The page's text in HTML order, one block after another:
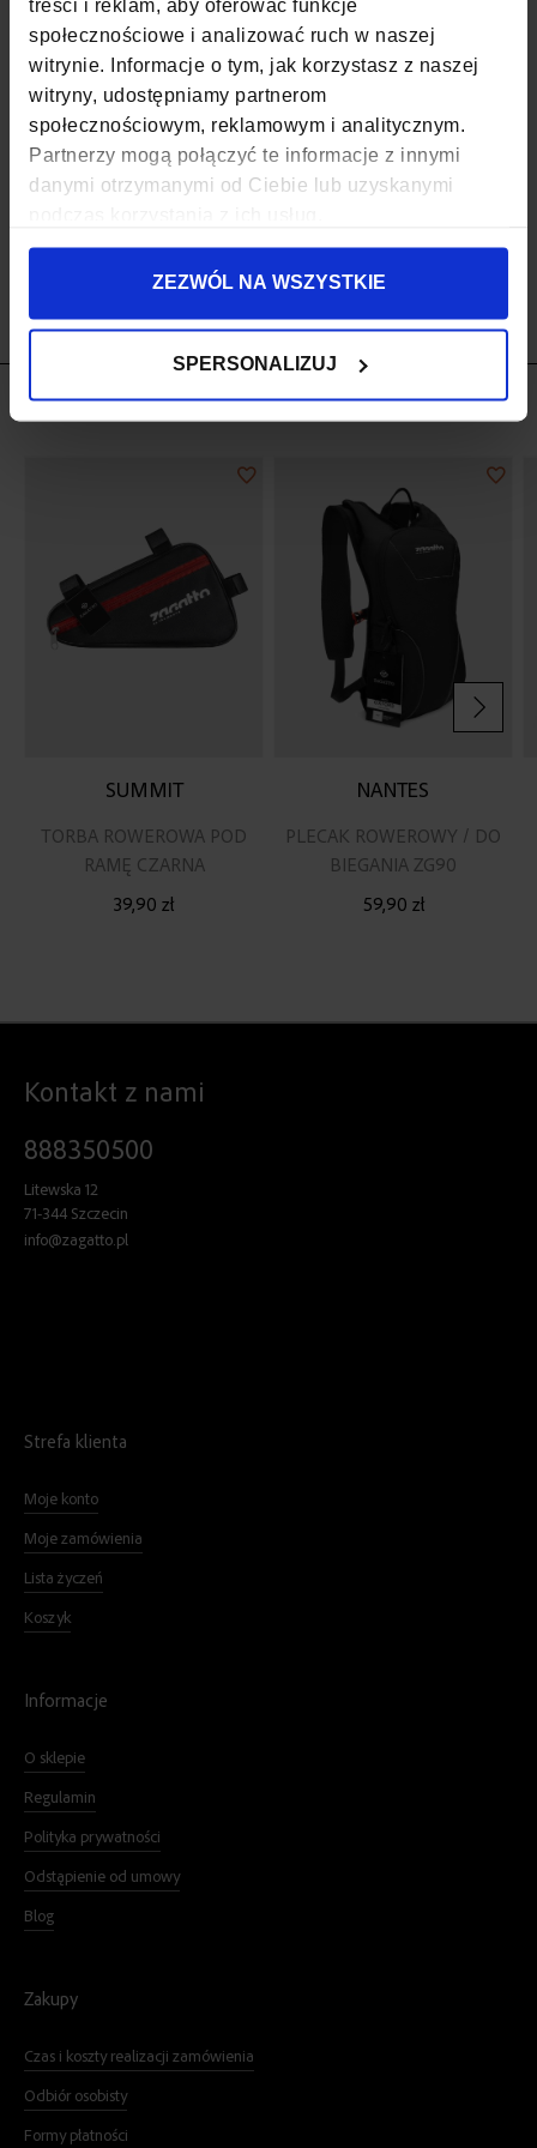
treści i reklam, aby oferować funkcje
społecznościowe i analizować ruch w naszej
witrynie. Informacje o tym, jak korzystasz z naszej
witryny, udostępniamy partnerom
społecznościowym, reklamowym i analitycznym.
Partnerzy mogą połączyć te informacje z innymi
danymi otrzymanymi od Ciebie lub uzyskanymi
ZEZWÓL NA WSZYSTKIE
SPERSONALIZUJ
ILOŚĆ KOMÓR
ILOŚĆ KIESZENI
PASEK
SPRAWDŹ RÓWNIEŻ
SUMMIT
TORBA ROWEROWA POD
RAMĘ CZARNA
39,90 zł
Dodaj
NANTES
PLECAK ROWEROWY / DO
BIEGANIA ZG90
59,90 zł
Kontakt z nami
888350500
Litewska 12
71-344 Szczecin
info@zagatto.pl
Strefa klienta
Moje konto
Moje zamówienia
Lista życzeń
Koszyk
Informacje
O sklepie
Regulamin
Polityka prywatności
Odstąpienie od umowy
Blog
Zakupy
Czas i koszty realizacji zamówienia
Odbiór osobisty
Formy płatności